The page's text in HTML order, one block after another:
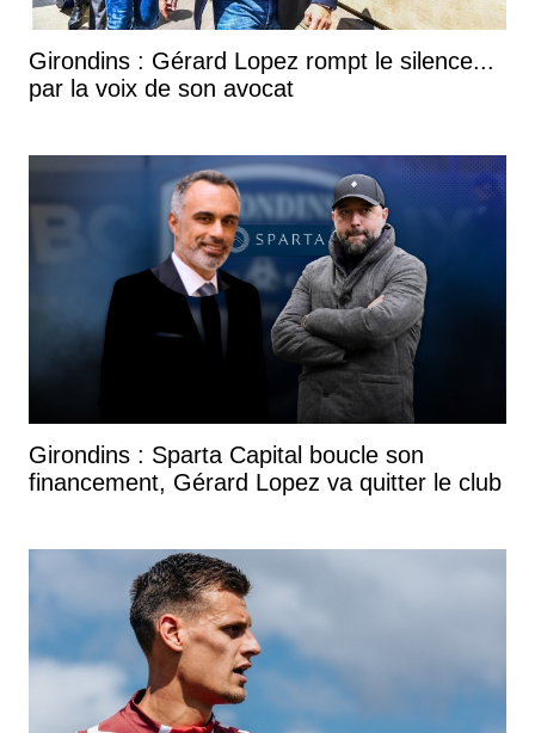
Girondins : Gérard Lopez rompt le silence...
par la voix de son avocat
Girondins : Sparta Capital boucle son
financement, Gérard Lopez va quitter le club